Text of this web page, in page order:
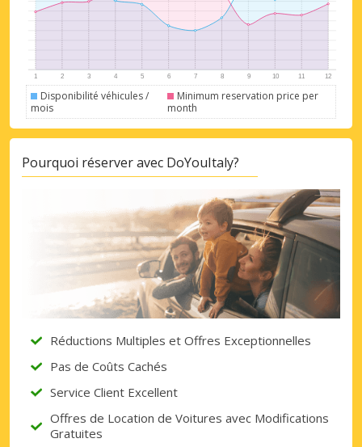
Disponibilité véhicules /
mois
Minimum reservation price per
month
Pourquoi réserver avec DoYouItaly?
Réductions Multiples et Offres Exceptionnelles
Pas de Coûts Cachés
Service Client Excellent
Offres de Location de Voitures avec Modifications
Gratuites